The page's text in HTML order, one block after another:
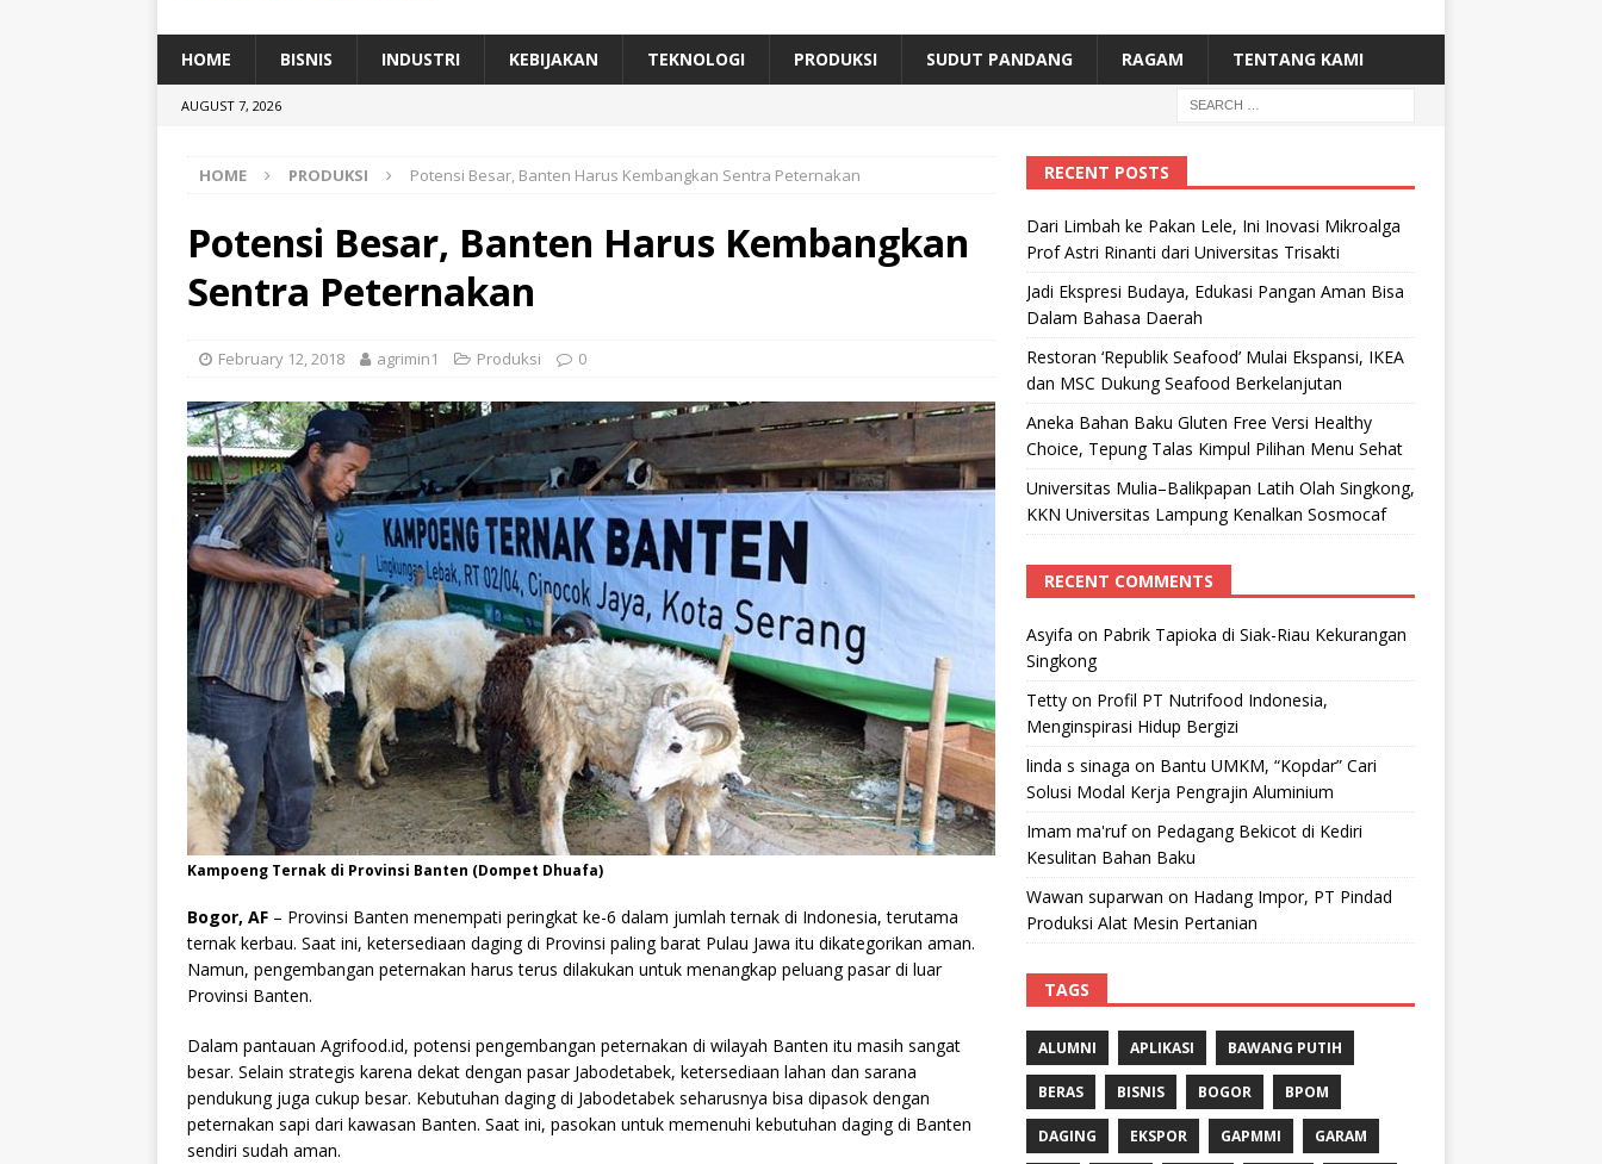
[ July 11, 2026 ] Dari Limbah ke Pakan Lele, Ini Inovasi Mikroalga Prof Astri Rinanti dari Universitas Trisakti
HOME BISNIS INDUSTRI KEBIJAKAN TEKNOLOGI PRODUKSI SUDUT PANDANG RAGAM TENTANG KAMI
AUGUST 7, 2026
HOME PRODUKSI Potensi Besar, Banten Harus Kembangkan Sentra Peternakan
Potensi Besar, Banten Harus Kembangkan
Sentra Peternakan
February 12, 2018 agrimin1 Produksi 0
Kampoeng Ternak di Provinsi Banten (Dompet Dhuafa)
Bogor, AF – Provinsi Banten menempati peringkat ke-6 dalam jumlah ternak di Indonesia, terutama
ternak kerbau. Saat ini, ketersediaan daging di Provinsi paling barat Pulau Jawa itu dikategorikan aman.
Namun, pengembangan peternakan harus terus dilakukan untuk menangkap peluang pasar di luar
Provinsi Banten.
Dalam pantauan Agrifood.id, potensi pengembangan peternakan di wilayah Banten itu masih sangat
besar. Selain strategis karena dekat dengan pasar Jabodetabek, ketersediaan lahan dan sarana
pendukung juga cukup besar. Kebutuhan daging di Jabodetabek seharusnya bisa dipasok dengan
peternakan sapi dari kawasan Banten. Saat ini, pasokan untuk memenuhi kebutuhan daging di Banten
sendiri sudah aman.
RECENT POSTS
Dari Limbah ke Pakan Lele, Ini Inovasi Mikroalga
Prof Astri Rinanti dari Universitas Trisakti
Jadi Ekspresi Budaya, Edukasi Pangan Aman Bisa
Dalam Bahasa Daerah
Restoran ‘Republik Seafood’ Mulai Ekspansi, IKEA
dan MSC Dukung Seafood Berkelanjutan
Aneka Bahan Baku Gluten Free Versi Healthy
Choice, Tepung Talas Kimpul Pilihan Menu Sehat
Universitas Mulia–Balikpapan Latih Olah Singkong,
KKN Universitas Lampung Kenalkan Sosmocaf
RECENT COMMENTS
Asyifa on Pabrik Tapioka di Siak-Riau Kekurangan
Singkong
Tettyon Profil PT Nutrifood Indonesia,
Menginspirasi Hidup Bergizi
linda s sinaga on Bantu UMKM, “Kopdar” Cari
Solusi Modal Kerja Pengrajin Aluminium
Imam ma'rufon Pedagang Bekicot di Kediri
Kesulitan Bahan Baku
Wawan suparwan on Hadang Impor, PT Pindad
Produksi Alat Mesin Pertanian
TAGS
ALUMNI APLIKASI BAWANG PUTIH
BERAS BISNIS BOGOR BPOM
DAGING EKSPOR GAPMMI GARAM